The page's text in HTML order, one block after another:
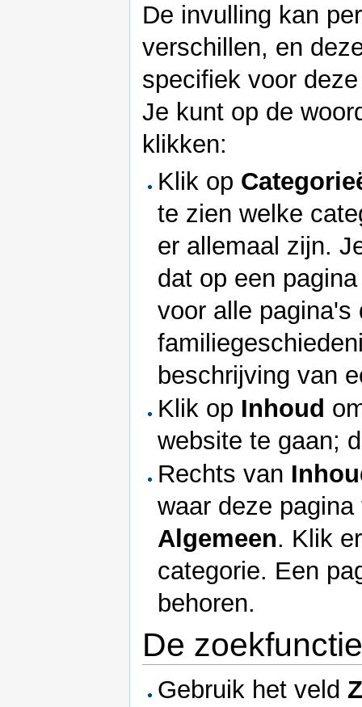
De invulling kan
verschillen, en
specifiek voor
Je kunt op de
klikken:
Klik op
te zien welke
er allemaal zijn.
dat op een
voor alle pagina's
beschrijving van
Klik op Inhoud
website te gaan;
Rechts van
waar deze
Algemeen. Klik
categorie. Een
behoren.
De zoekfunctie
Gebruik het veld